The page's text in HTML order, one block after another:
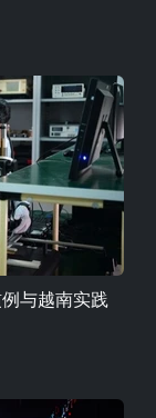
与越南实践